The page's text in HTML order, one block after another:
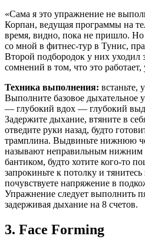
«Сама я это упражнение не
Корпан, ведущая программы на
время, видно, пока не пришло. Но
со мной в фитнес-тур в Тунис,
Второй подбородок у них уходил
сомнений в том, что это работает,
Техника выполнения: встаньте,
Выполните базовое
— глубокий вдох — глубокий
Задержите дыхание, втяните в
отведите руки назад, будто
трамплина. Выдвиньте нижнюю
называют неправильным нижним
бантиком, будто хотите кого-то
запрокиньте к потолку и
почувствуете напряжение в
Упражнение следует выполнить
задерживая дыхание на 8 счетов.
3. Face Forming